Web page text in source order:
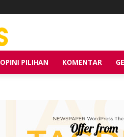
OPINI PILIHAN KOMENTAR